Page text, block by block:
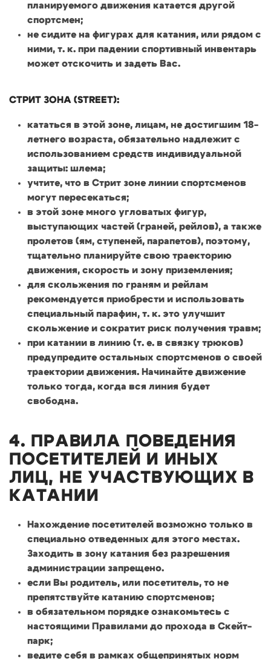
планируемого движения катается другой
спортсмен;
не сидите на фигурах для катания, или рядом с
ними, т. к. при падении спортивный инвентарь
может отскочить и задеть Вас.
СТРИТ ЗОНА (STREET):
кататься в этой зоне, лицам, не достигшим 18-
летнего возраста, обязательно надлежит с
использованием средств индивидуальной
защиты: шлема;
учтите, что в Стрит зоне линии спортсменов
могут пересекаться;
в этой зоне много угловатых фигур,
выступающих частей (граней, рейлов), а также
пролетов (ям, ступеней, парапетов), поэтому,
тщательно планируйте свою траекторию
движения, скорость и зону приземления;
для скольжения по граням и рейлам
рекомендуется приобрести и использовать
специальный парафин, т. к. это улучшит
скольжение и сократит риск получения травм;
при катании в линию (т. е. в связку трюков)
предупредите остальных спортсменов о своей
траектории движения. Начинайте движение
только тогда, когда вся линия будет
свободна.
4. ПРАВИЛА ПОВЕДЕНИЯ
ПОСЕТИТЕЛЕЙ И ИНЫХ
ЛИЦ, НЕ УЧАСТВУЮЩИХ В
КАТАНИИ
Нахождение посетителей возможно только в
специально отведенных для этого местах.
Заходить в зону катания без разрешения
администрации запрещено.
если Вы родитель, или посетитель, то не
препятствуйте катанию спортсменов;
в обязательном порядке ознакомьтесь с
настоящими Правилами до прохода в Скейт-
парк;
ведите себя в рамках общепринятых норм